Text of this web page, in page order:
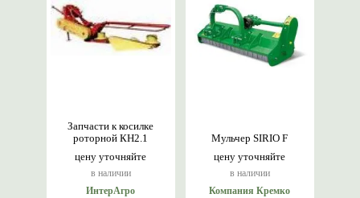
цену уточняйте
в наличии
Запчасти к косилке
роторной КН2.1
ИнтерАгро
цену уточняйте
в наличии
Мульчер SIRIO F
Компания Кремко